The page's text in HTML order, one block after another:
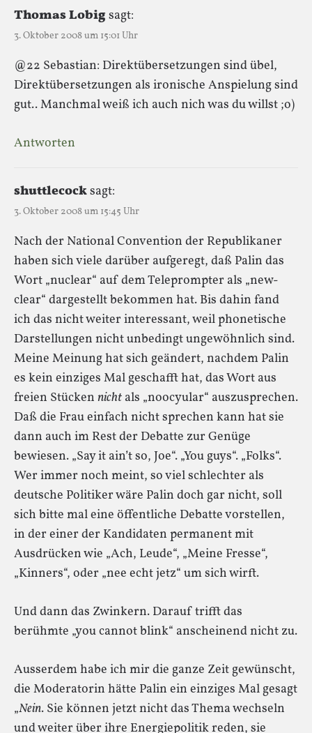
Thomas Lobigsagt:
3. Oktober 2008 um 15:01 Uhr
@22 Sebastian: Direktübersetzungen sind übel,
Direktübersetzungen als ironische Anspielung sind
gut.. Manchmal weiß ich auch nich was du willst ;o)
Antworten
shuttlecocksagt:
3. Oktober 2008 um 15:45 Uhr
Nach der National Convention der Republikaner
haben sich viele darüber aufgeregt, daß Palin das
Wort „nuclear“ auf dem Teleprompter als „new-
clear“ dargestellt bekommen hat. Bis dahin fand
ich das nicht weiter interessant, weil phonetische
Darstellungen nicht unbedingt ungewöhnlich sind.
Meine Meinung hat sich geändert, nachdem Palin
es kein einziges Mal geschafft hat, das Wort aus
freien Stücken nicht als „noocyular“ auszusprechen.
Daß die Frau einfach nicht sprechen kann hat sie
dann auch im Rest der Debatte zur Genüge
bewiesen. „Say it ain’t so, Joe“. „You guys“. „Folks“.
Wer immer noch meint, so viel schlechter als
deutsche Politiker wäre Palin doch gar nicht, soll
sich bitte mal eine öffentliche Debatte vorstellen,
in der einer der Kandidaten permanent mit
Ausdrücken wie „Ach, Leude“, „Meine Fresse“,
„Kinners“, oder „nee echt jetz“ um sich wirft.
Und dann das Zwinkern. Darauf trifft das
berühmte „you cannot blink“ anscheinend nicht zu.
Ausserdem habe ich mir die ganze Zeit gewünscht,
die Moderatorin hätte Palin ein einziges Mal gesagt
„Nein. Sie können jetzt nicht das Thema wechseln
und weiter über ihre Energiepolitik reden, sie